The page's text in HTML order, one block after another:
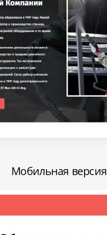
Мобильная версия